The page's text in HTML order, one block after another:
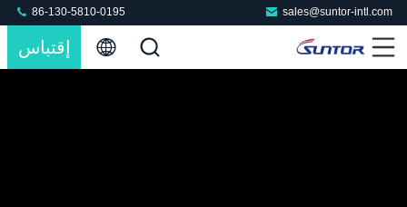
sales@suntor-intl.com
86-130-5810-0195
إقتباس